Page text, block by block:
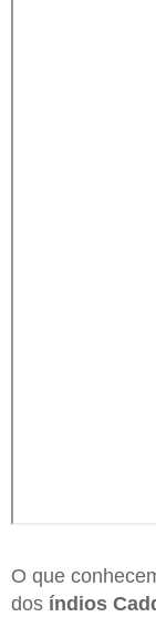
O que
dos índios